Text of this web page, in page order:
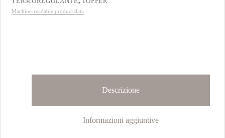
Machine-readable product data
Descrizione
Informazioni aggiuntive